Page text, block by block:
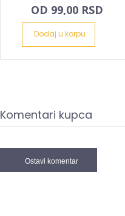
OD 99,00 RSD
Dodaj u korpu
Komentari kupca
Ostavi komentar